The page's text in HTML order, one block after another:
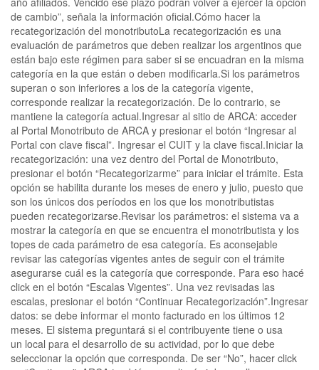
de cambio”, señala la información oficial.Cómo hacer la
recategorización del monotributoLa recategorización es una
evaluación de parámetros que deben realizar los argentinos que
están bajo este régimen para saber si se encuadran en la misma
categoría en la que están o deben modificarla.Si los parámetros
superan o son inferiores a los de la categoría vigente,
corresponde realizar la recategorización. De lo contrario, se
mantiene la categoría actual.Ingresar al sitio de ARCA: acceder
al Portal Monotributo de ARCA y presionar el botón “Ingresar al
Portal con clave fiscal”. Ingresar el CUIT y la clave fiscal.Iniciar la
recategorización: una vez dentro del Portal de Monotributo,
presionar el botón “Recategorizarme” para iniciar el trámite. Esta
opción se habilita durante los meses de enero y julio, puesto que
son los únicos dos períodos en los que los monotributistas
pueden recategorizarse.Revisar los parámetros: el sistema va a
mostrar la categoría en que se encuentra el monotributista y los
topes de cada parámetro de esa categoría. Es aconsejable
revisar las categorías vigentes antes de seguir con el trámite
asegurarse cuál es la categoría que corresponde. Para eso hacé
click en el botón “Escalas Vigentes”. Una vez revisadas las
escalas, presionar el botón “Continuar Recategorización”.Ingresar
datos: se debe informar el monto facturado en los últimos 12
meses. El sistema preguntará si el contribuyente tiene o usa
un local para el desarrollo de su actividad, por lo que debe
seleccionar la opción que corresponda. De ser “No”, hacer click